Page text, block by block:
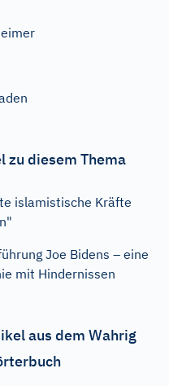
zu diesem Thema
islamistische Kräfte
Joe Bidens – eine
mit Hindernissen
aus dem Wahrig